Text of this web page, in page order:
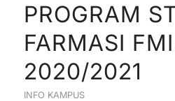
PROGRAM
FARMASI
2020/2021
INFO KAMPUS